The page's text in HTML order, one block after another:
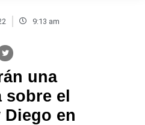
9:13 am
una
el
en